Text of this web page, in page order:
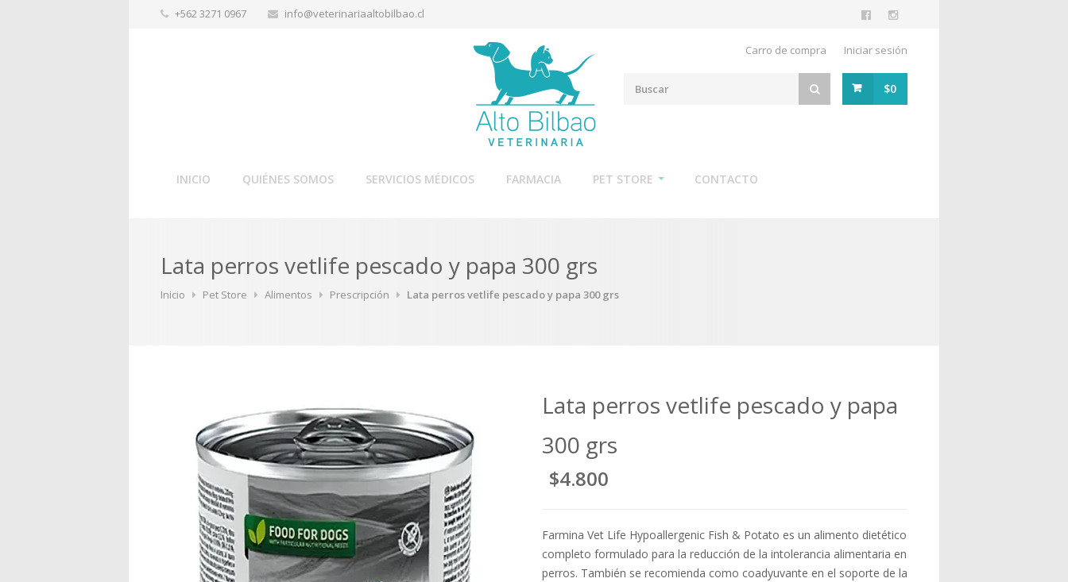
+562 3271 0967 info@veterinariaaltobilbao.cl
Carro de compra Iniciar sesión
$0
INICIO QUIÉNES SOMOS SERVICIOS MÉDICOS FARMACIA PET STORE CONTACTO
Lata perros vetlife pescado y papa 300 grs
Inicio Pet Store Alimentos Prescripción Lata perros vetlife pescado y papa 300 grs
Lata perros vetlife pescado y papa
300 grs
$4.800
Farmina Vet Life Hypoallergenic Fish & Potato es un alimento dietético
completo formulado para la reducción de la intolerancia alimentaria en
perros. También se recomienda como coadyuvante en el soporte de la